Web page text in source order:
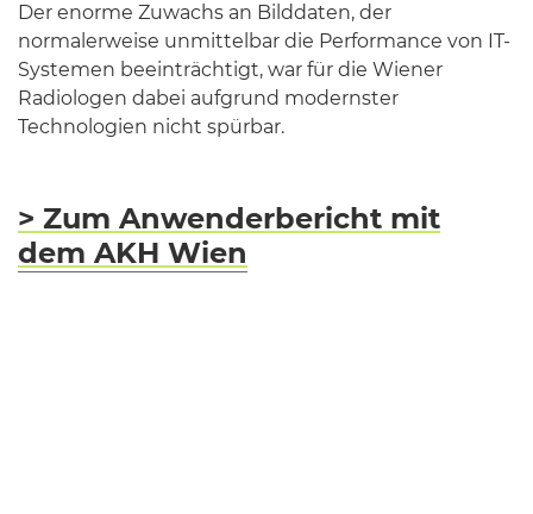
Der enorme Zuwachs an Bilddaten, der
normalerweise unmittelbar die Performance von IT-
Systemen beeinträchtigt, war für die Wiener
Radiologen dabei aufgrund modernster
Technologien nicht spürbar.
> Zum Anwenderbericht mit
dem AKH Wien